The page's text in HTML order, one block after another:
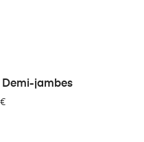
PANIER
Demi-jambes
€